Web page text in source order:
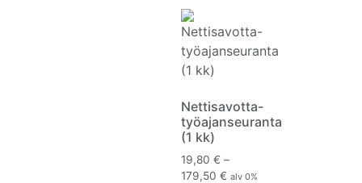
Nettisavotta-
työajanseuranta
(1 kk)
19,80 € –
179,50 € alv 0%